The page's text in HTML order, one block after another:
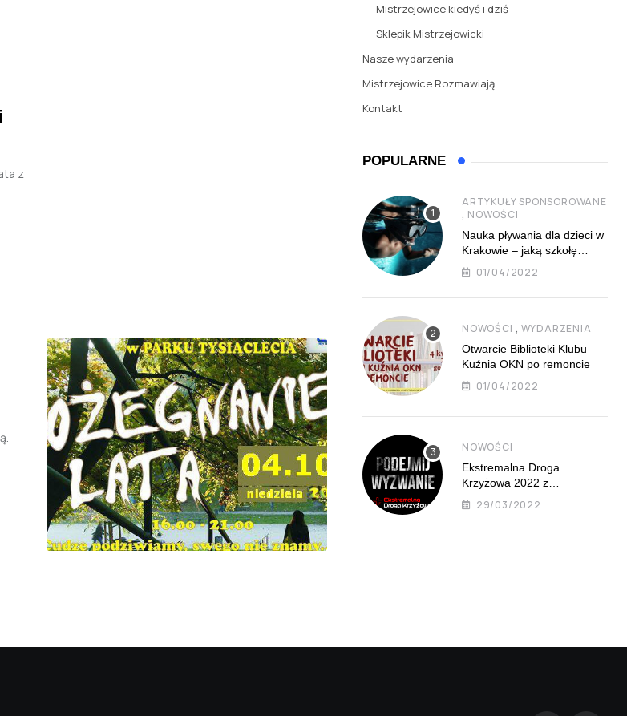
z
Mistrzejowice kiedyś i dziś
Sklepik Mistrzejowicki
Nasze wydarzenia
Mistrzejowice Rozmawiają
Kontakt
POPULARNE
ARTYKUŁY SPONSOROWANE
, NOWOŚCI
Nauka pływania dla dzieci w
Krakowie – jaką szkołę
najlepiej wybrać?
01/04/2022
NOWOŚCI , WYDARZENIA
Otwarcie Biblioteki Klubu
Kuźnia OKN po remoncie
01/04/2022
NOWOŚCI
Ekstremalna Droga
Krzyżowa 2022 z
Mistrzejowic już 8 kwietnia
29/03/2022